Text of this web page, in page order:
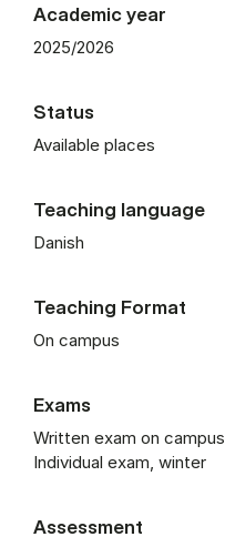
Academic year
2025/2026
Status
Available places
Teaching language
Danish
Teaching Format
On campus
Exams
Written exam on campus
Individual exam, winter
Assessment